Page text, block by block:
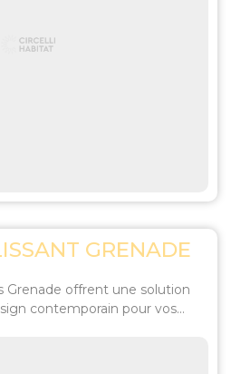
GRENADE
Grenade offrent une solution
contemporain pour vos...